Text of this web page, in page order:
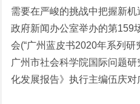
需要在严峻的挑战中把握新
政府新闻办公室举办的第159
会(“广州蓝皮书2020年系列研
广州市社会科学院国际问题
化发展报告》执行主编伍庆对